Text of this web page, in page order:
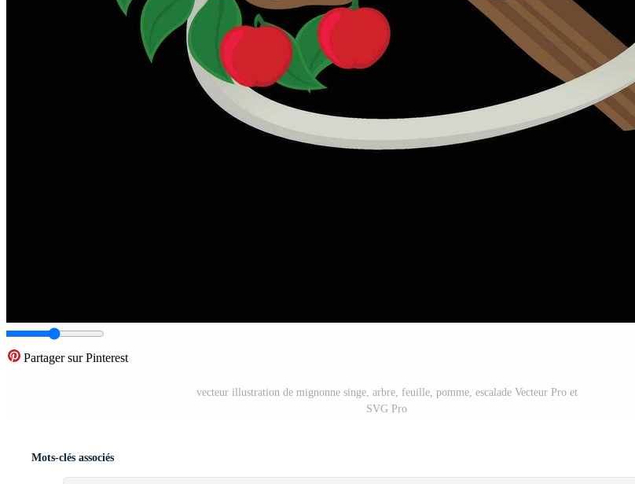
Partager sur Pinterest
vecteur illustration de mignonne singe, arbre, feuille, pomme, escalade Vecteur Pro et
SVG Pro
Mots-clés associés